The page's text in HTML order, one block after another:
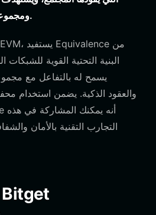
ومجموعات البحث على السلسلة.
البنية التحتية القوية للشبكات
يسمح له بالتفاعل مع
التجارب التقنية بالأمان